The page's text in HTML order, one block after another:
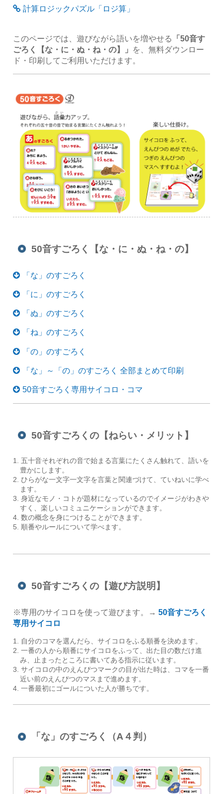
計算ロジックパズル「ロジ算」
このページでは、遊びながら語いを増やせる
「50音す
ごろく【な・に・ぬ・ね・の】」 を、無料ダウンロー
ド・印刷してご利用いただけます。
50音すごろく【な・に・ぬ・ね・の】
「な」のすごろく
「に」のすごろく
「ぬ」のすごろく
「ね」のすごろく
「の」のすごろく
「な」～「の」のすごろく 全部まとめて印刷
50音すごろく専用サイコロ・コマ
50音すごろくの【ねらい・メリット】
五十音それぞれの音で始まる言葉にたくさん触れて、語いを
豊かにします。
ひらがな一文字一文字を言葉と関連づけて、ていねいに学べ
ます。
身近なモノ・コトが題材になっているのでイメージがわきや
すく、楽しいコミュニケーションができます。
数の概念を身につけることができます。
順番やルールについて学べます。
50音すごろくの【遊び方説明】
※専用のサイコロを使って遊びます。→50音すごろく
専用サイコロ
自分のコマを選んだら、サイコロをふる順番を決めます。
一番の人から順番にサイコロをふって、出た目の数だけ進
み、止まったところに書いてある指示に従います。
サイコロの中のえんぴつマークの目が出た時は、コマを一番
近い前のえんぴつのマスまで進めます。
一番最初にゴールについた人が勝ちです。
「な」のすごろく（A４判）